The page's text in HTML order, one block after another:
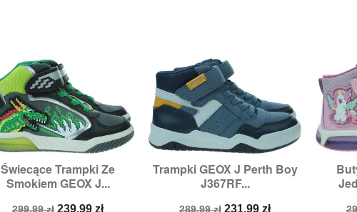
Świecące Trampki Ze
Smokiem GEOX J...
Cena
299,99 zł Cena
239,99 zł
Szybki podgląd
Rozmiary:27,30
Trampki GEOX J Perth Boy
J367RF...
Cena
289,99 zł Cena
231,99 zł
Szybki podgląd
Rozmiary:31, 32,